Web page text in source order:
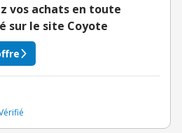
vos achats en toute
sur le site Coyote